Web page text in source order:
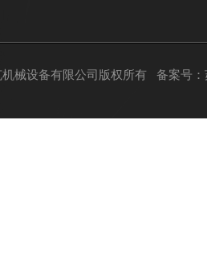
械设备有限公司版权所有 备案号：